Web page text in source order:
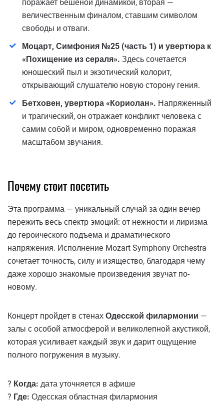
поражает бешеной динамикой, вторая —
величественным финалом, ставшим символом
свободы и отваги.
Моцарт, Симфония №25 (часть 1) и увертюра к
«Похищение из сераля». Здесь сочетается
юношеский пыл и экзотический колорит,
открывающий слушателю новую сторону гения.
Бетховен, увертюра «Кориолан». Напряженный
и трагический, он отражает конфликт человека с
самим собой и миром, одновременно поражая
масштабом звучания.
Почему стоит посетить
Эта программа — уникальный случай за один вечер
пережить весь спектр эмоций: от нежности и лиризма
до героического подъема и драматического
напряжения. Исполнение Mozart Symphony Orchestra
сочетает точность, силу и изящество, благодаря чему
даже хорошо знакомые произведения звучат по-
новому.
Концерт пройдет в стенах Одесской филармонии —
залы с особой атмосферой и великолепной акустикой,
которая усиливает каждый звук и дарит ощущение
полного погружения в музыку.
? Когда: дата уточняется в афише
? Где: Одесская областная филармония